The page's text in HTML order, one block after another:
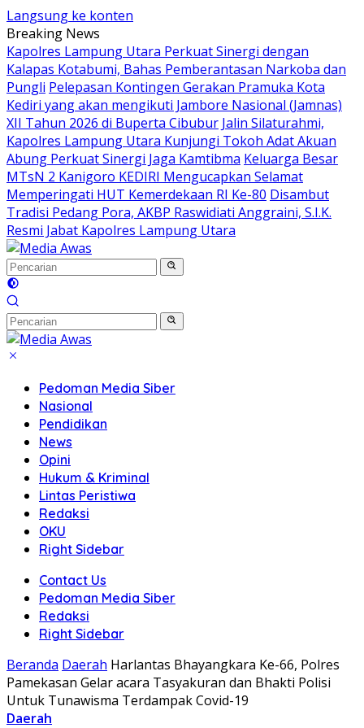
Langsung ke konten
Breaking News
Kapolres Lampung Utara Perkuat Sinergi dengan
Kalapas Kotabumi, Bahas Pemberantasan Narkoba dan
Pungli Pelepasan Kontingen Gerakan Pramuka Kota
Kediri yang akan mengikuti Jambore Nasional (Jamnas)
XII Tahun 2026 di Buperta Cibubur Jalin Silaturahmi,
Kapolres Lampung Utara Kunjungi Tokoh Adat Akuan
Abung Perkuat Sinergi Jaga Kamtibma Keluarga Besar
MTsN 2 Kanigoro KEDIRI Mengucapkan Selamat
Memperingati HUT Kemerdekaan RI Ke-80 Disambut
Tradisi Pedang Pora, AKBP Raswidiati Anggraini, S.I.K.
Resmi Jabat Kapolres Lampung Utara
Pedoman Media Siber
Nasional
Pendidikan
News
Opini
Hukum & Kriminal
Lintas Peristiwa
Redaksi
OKU
Right Sidebar
Contact Us
Pedoman Media Siber
Redaksi
Right Sidebar
Beranda Daerah Harlantas Bhayangkara Ke-66, Polres
Pamekasan Gelar acara Tasyakuran dan Bhakti Polisi
Untuk Tunawisma Terdampak Covid-19
Daerah